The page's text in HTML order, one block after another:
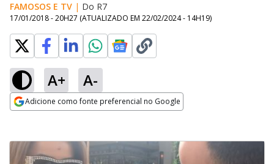
FAMOSOS E TV | Do R7
17/01/2018 - 20H27 (ATUALIZADO EM 22/02/2024 - 14H19)
A+ A-
Adicione como fonte preferencial no Google